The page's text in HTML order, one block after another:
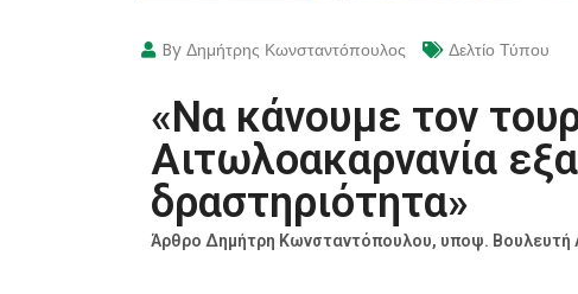
By Δημήτρης Κωνσταντόπουλος Δελτίο Τύπου
«Να κάνουμε τον
Αιτωλοακαρνανία
δραστηριότητα»
Άρθρο Δημήτρη Κωνσταντόπουλου, υποψ. Βουλευτή